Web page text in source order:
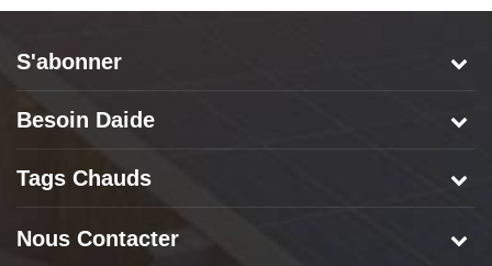
S'abonner
Besoin Daide
Tags Chauds
Nous Contacter